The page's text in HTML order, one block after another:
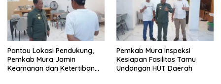
Pantau Lokasi Pendukung,
Pemkab Mura Jamin
Keamanan dan Ketertiban
Pemkab Mura Inspeksi
Kesiapan Fasilitas Tamu
Undangan HUT Daerah